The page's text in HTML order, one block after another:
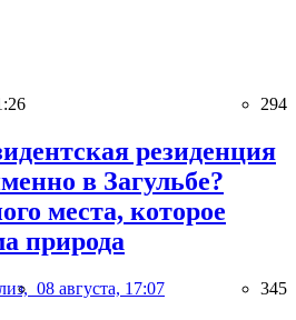
294
резиденция
в Загульбе?
места, которое
природа
08 августа, 17:07 345